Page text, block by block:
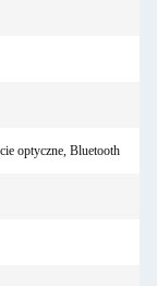
optyczne, Bluetooth